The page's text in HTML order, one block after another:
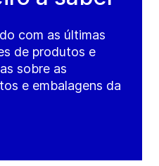
com as últimas
de produtos e
sobre as
e embalagens da